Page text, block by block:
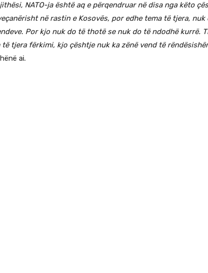
NATO-ja është aq e përqendruar në disa nga këto
në rastin e Kosovës, por edhe tema të tjera, nuk
Por kjo nuk do të thotë se nuk do të ndodhë kurrë.
tjera fërkimi, kjo çështje nuk ka zënë vend të
ai.